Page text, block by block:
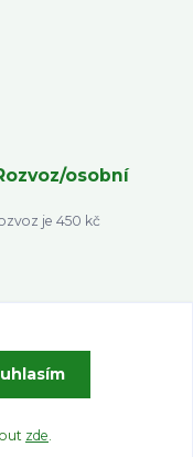
osobní
je 450 kč
zde